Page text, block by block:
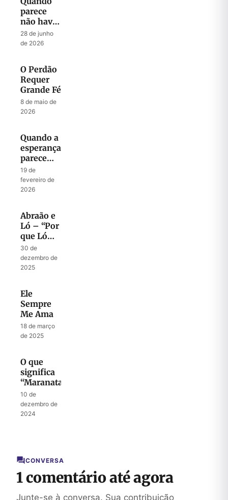
parece
não haver
mais
Esperança
28 de junho
de 2026
O Perdão
Requer
Grande Fé
8 de maio de
2026
Quando a
esperança
parece
perdida
19 de
fevereiro de
2026
Abraão e
Ló – “Por
que Ló
Demorou?”
30 de
dezembro de
2025
Ele
Sempre
Me Ama
18 de março
de 2025
O que
significa
“Maranata”?
10 de
dezembro de
2024
CONVERSA
1 comentário até agora
Junte-se à conversa. Sua contribuição